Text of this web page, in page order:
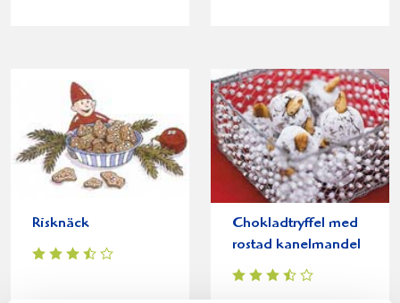
Risknäck
Chokladtryffel med
rostad kanelmandel